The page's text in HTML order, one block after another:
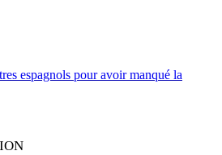
espagnols pour avoir manqué la